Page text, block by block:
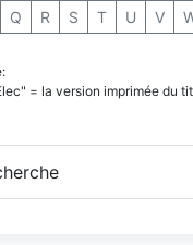
Q R S T U V
= la version imprimée du